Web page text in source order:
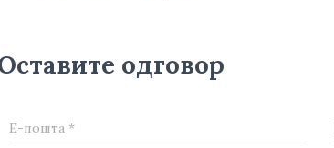
одговор
Е-пошта *